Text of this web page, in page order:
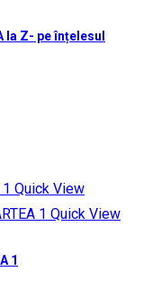
Z- pe înțelesul
Quick View
Quick View
1